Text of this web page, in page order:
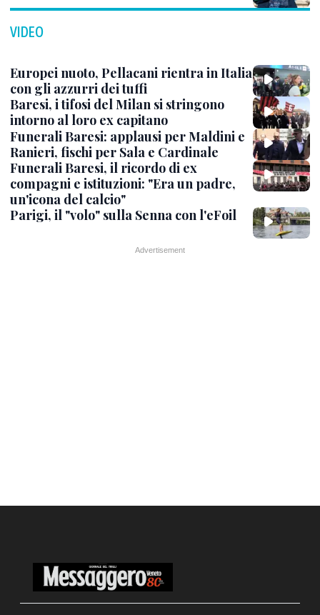
VIDEO
Europei nuoto, Pellacani rientra in Italia
con gli azzurri dei tuffi
Baresi, i tifosi del Milan si stringono
intorno al loro ex capitano
Funerali Baresi: applausi per Maldini e
Ranieri, fischi per Sala e Cardinale
Funerali Baresi, il ricordo di ex
compagni e istituzioni: "Era un padre,
un'icona del calcio"
Parigi, il "volo" sulla Senna con l'eFoil